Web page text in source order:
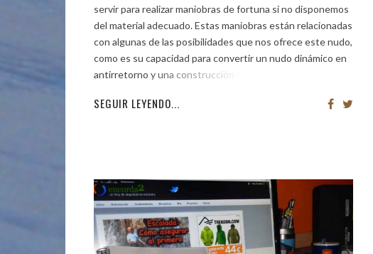
servir para realizar maniobras de fortuna si no disponemos
del material adecuado. Estas maniobras están relacionadas
con algunas de las posibilidades que nos ofrece este nudo,
como es su capacidad para convertir un nudo dinámico en
antirretorno y una construcción fácil con
SEGUIR LEYENDO...